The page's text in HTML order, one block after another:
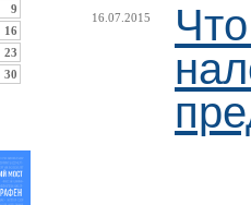
9
16
23
30
16.07.2015